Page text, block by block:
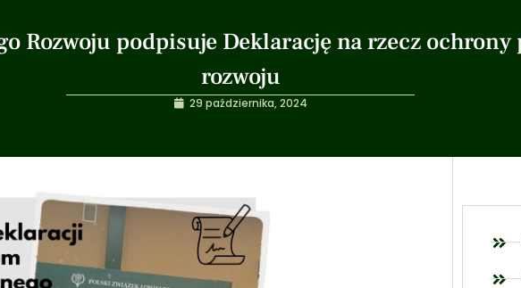
Rozwoju podpisuje Deklarację na rzecz
rozwoju
29 października, 2024